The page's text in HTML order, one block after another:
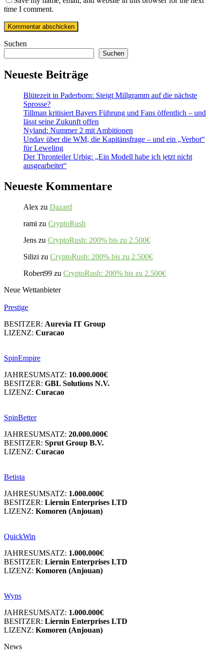
time I comment.
Suchen
Suchen
Neueste Beiträge
Blütezeit in Paderborn: Steigt Millgramm auf die nächste
Sprosse?
Tillman kritisiert Bayers Führung und Fans öffentlich – und
lässt seine Zukunft offen
Nyland: Nummer 2 mit Ambitionen
Undav über die WM, die Kapitänsfrage – und ein „Verbot“
für Leweling
Der Thronteiler Urbig: „Ein Modell habe ich jetzt nicht
ausgearbeitet“
Neueste Kommentare
Alex zu Dazard
rami zu CryptoRush
Jens zu CryptoRush: 200% bis zu 2.500€
Silizi zu CryptoRush: 200% bis zu 2.500€
Robert99 zu CryptoRush: 200% bis zu 2.500€
Neue Wettanbieter
Prestige
BESITZER: Aurevia IT Group
LIZENZ: Curacao
SpinEmpire
JAHRESUMSATZ: 10.000.000€
BESITZER: GBL Solutions N.V.
LIZENZ: Curacao
SpinBetter
JAHRESUMSATZ: 20.000.000€
BESITZER: Sprut Group B.V.
LIZENZ: Curacao
Betista
JAHRESUMSATZ: 1.000.000€
BESITZER: Liernin Enterprises LTD
LIZENZ: Komoren (Anjouan)
QuickWin
JAHRESUMSATZ: 1.000.000€
BESITZER: Liernin Enterprises LTD
LIZENZ: Komoren (Anjouan)
Wyns
JAHRESUMSATZ: 1.000.000€
BESITZER: Liernin Enterprises LTD
LIZENZ: Komoren (Anjouan)
News